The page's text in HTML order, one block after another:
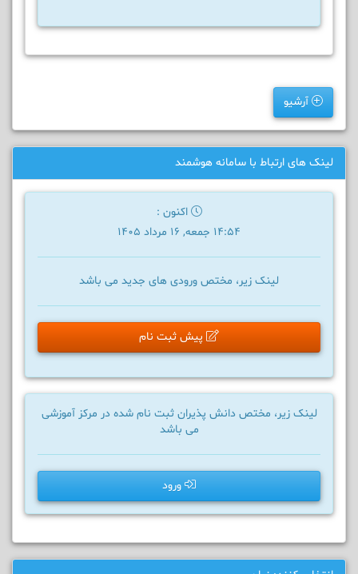
آرشیو
لینک های ارتباط با سامانه هوشمند
اکنون :
14:54 جمعه, 16 مرداد 1405
لینک زیر، مختص ورودی های جدید می باشد
پیش ثبت نام
لینک زیر، مختص دانش پذیران ثبت نام شده در مرکز آموزشی
می باشد
ورود